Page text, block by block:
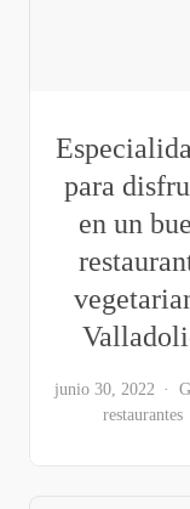
para
en un
junio 30, 2022
restaurantes